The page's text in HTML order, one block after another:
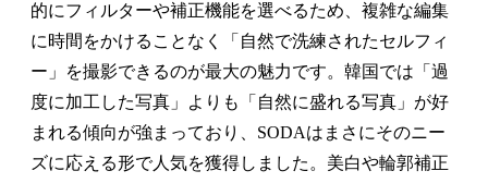
的にフィルターや補正機能を選べるため、複雑な編集
に時間をかけることなく「自然で洗練されたセルフィ
ー」を撮影できるのが最大の魅力です。韓国では「過
度に加工した写真」よりも「自然に盛れる写真」が好
まれる傾向が強まっており、SODAはまさにそのニー
ズに応える形で人気を獲得しました。美白や輪郭補正